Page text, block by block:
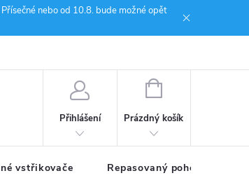
nebo od 10.8. bude možné opět
Přihlášení
NÁKUPNÍ
Prázdný košík
vstřikovače Repasovaný pohon TDM